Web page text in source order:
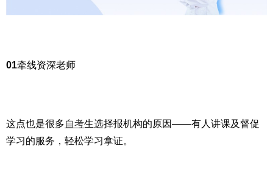
01牵线资深老师
这点也是很多自考生选择报机构的原因——有人讲课及督促
学习的服务，轻松学习拿证。